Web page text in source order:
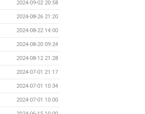
2024-09-02 20:58
2024-08-26 21:20
2024-08-22 14:00
2024-08-20 09:24
2024-08-12 21:28
2024-07-01 21:17
2024-07-01 10:34
2024-07-01 10:00